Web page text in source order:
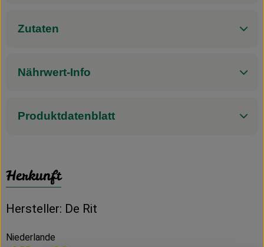
Zutaten
Nährwert-Info
Produktdatenblatt
Herkunft
Hersteller: De Rit
Niederlande